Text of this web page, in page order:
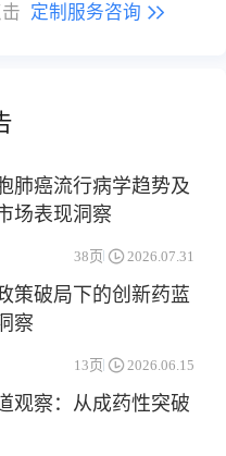
定制服务咨询
肺癌流行病学趋势及
场表现洞察
38页 2026.07.31
策破局下的创新药蓝
察
13页 2026.06.15
观察：从成药性突破